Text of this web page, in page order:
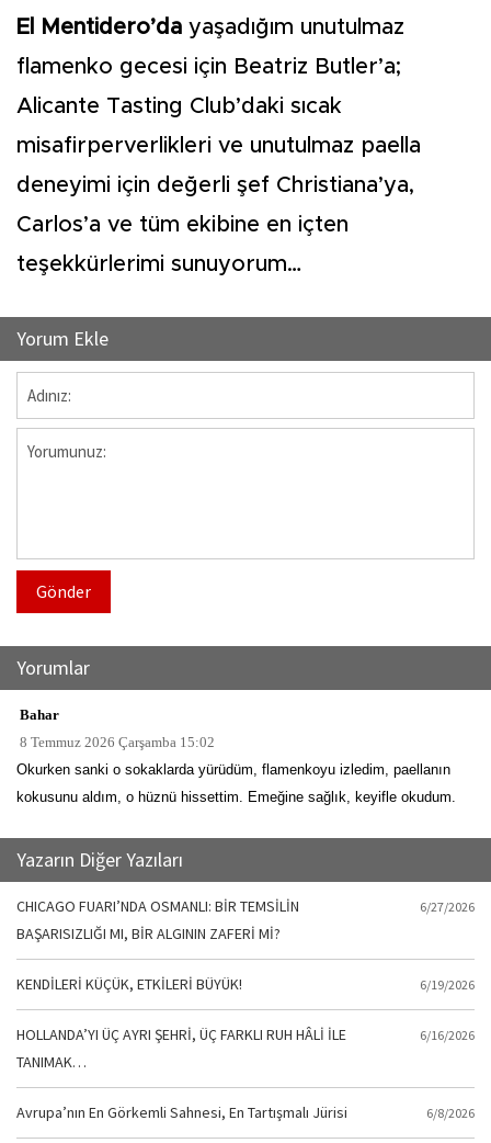
El Mentidero’da yaşadığım unutulmaz
flamenko gecesi için Beatriz Butler’a;
Alicante Tasting Club’daki sıcak
misafirperverlikleri ve unutulmaz paella
deneyimi için değerli şef Christiana’ya,
Carlos’a ve tüm ekibine en içten
teşekkürlerimi sunuyorum…
Yorum Ekle
Gönder
Yorumlar
Bahar
8 Temmuz 2026 Çarşamba 15:02
Okurken sanki o sokaklarda yürüdüm, flamenkoyu izledim, paellanın
kokusunu aldım, o hüznü hissettim. Emeğine sağlık, keyifle okudum.
Yazarın Diğer Yazıları
CHICAGO FUARI’NDA OSMANLI: BİR TEMSİLİN
BAŞARISIZLIĞI MI, BİR ALGININ ZAFERİ Mİ?
6/27/2026
KENDİLERİ KÜÇÜK, ETKİLERİ BÜYÜK! 6/19/2026
HOLLANDA’YI ÜÇ AYRI ŞEHRİ, ÜÇ FARKLI RUH HÂLİ İLE
TANIMAK…
6/16/2026
Avrupa’nın En Görkemli Sahnesi, En Tartışmalı Jürisi 6/8/2026